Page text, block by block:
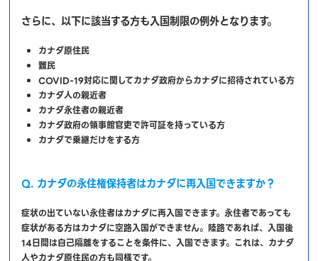
さらに、以下に該当する方も入国制限の例外となります。
カナダ原住民
難民
COVID-19対応に関してカナダ政府からカナダに招待されている方
カナダ人の親近者
カナダ永住者の親近者
カナダ政府の領事館官吏で許可証を持っている方
カナダで乗継だけをする方
Q. カナダの永住権保持者はカナダに再入国できますか？
症状の出ていない永住者はカナダに再入国できます。永住者であっても
症状がある方はカナダに空路入国ができません。陸路であれば、入国後
14日間は自己隔離をすることを条件に、入国できます。これは、カナダ
人やカナダ原住民の方も同様です。